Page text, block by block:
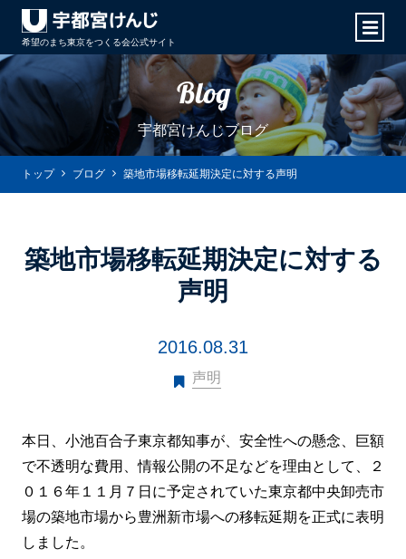
希望のまち東京をつくる会公式サイト
Blog
宇都宮けんじブログ
トップ ブログ 築地市場移転延期決定に対する声明
築地市場移転延期決定に対する
声明
2016.08.31
声明
本日、小池百合子東京都知事が、安全性への懸念、巨額
で不透明な費用、情報公開の不足などを理由として、２
０１６年１１月７日に予定されていた東京都中央卸売市
場の築地市場から豊洲新市場への移転延期を正式に表明
しました。